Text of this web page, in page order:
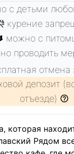
с детьми
курение
можно с
проводить
депозит
отъезде)
которая
Рядом